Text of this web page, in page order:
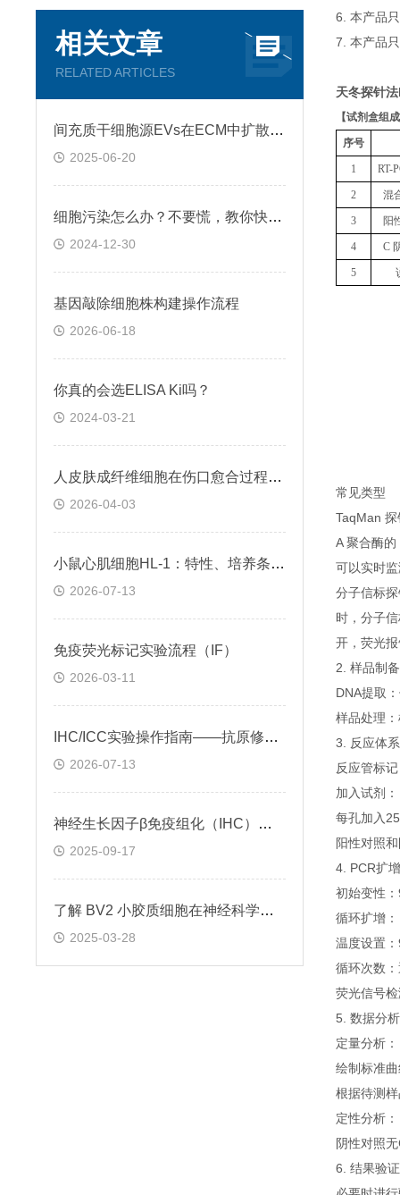
相关文章
RELATED ARTICLES
间充质干细胞源EVs在ECM中扩散和运输过程
2025-06-20
细胞污染怎么办？不要慌，教你快速鉴别+处理！
2024-12-30
基因敲除细胞株构建操作流程
2026-06-18
你真的会选ELISA Ki吗？
2024-03-21
人皮肤成纤维细胞在伤口愈合过程中的作用及调控方式
2026-04-03
小鼠心肌细胞HL-1：特性、培养条件与科研应用场景解析
2026-07-13
免疫荧光标记实验流程（IF）
2026-03-11
IHC/ICC实验操作指南——抗原修复技术
2026-07-13
神经生长因子β免疫组化（IHC）试剂盒实验操作步骤
2025-09-17
了解 BV2 小胶质细胞在神经科学研究中的重要性
2025-03-28
6. 本产品
7. 本产品
天冬探针
【试剂盒组成
序号
1 RT-
2 混
3 阳
4 C
5
常见类型
TaqMan
A 聚合酶
可以实时
分子信标
时，分子
开，荧光
2. 样品制备
DNA提取
样品处理
3. 反应体
反应管标
加入试剂：
每孔加入
阳性对照
4. PCR扩增
初始变性
循环扩增：
温度设置
循环次数
荧光信号
5. 数据分析
定量分析：
绘制标准
根据待测
定性分析：
阴性对照
6. 结果验证